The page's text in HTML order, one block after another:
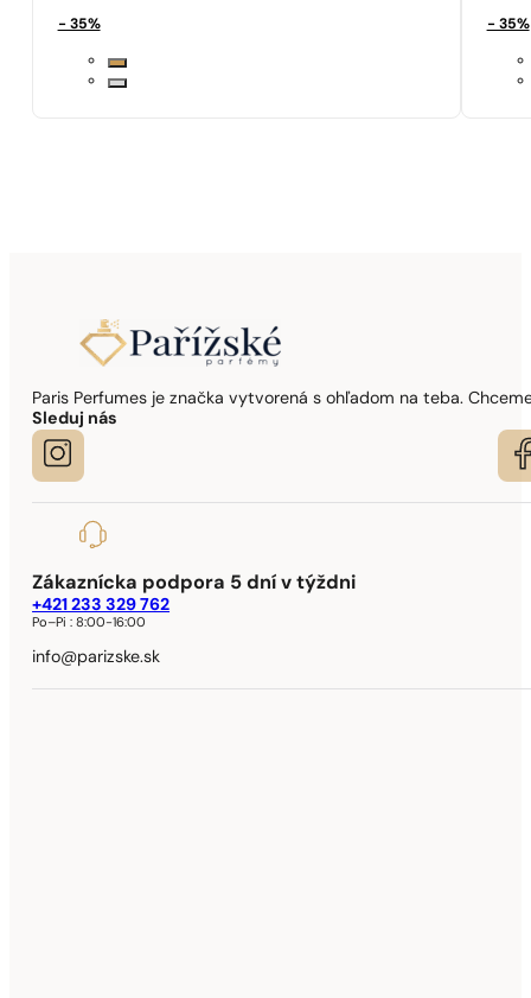
- 35% - 35%
Paris Perfumes je značka vytvorená s ohľadom na teba.
Sleduj nás
Zákaznícka podpora 5 dní v týždni
+421 233 329 762
Po–Pi :8:00-16:00
info@parizske.sk